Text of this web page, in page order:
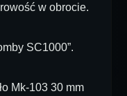
w obrocie.
SC1000”.
Mk-103 30 mm